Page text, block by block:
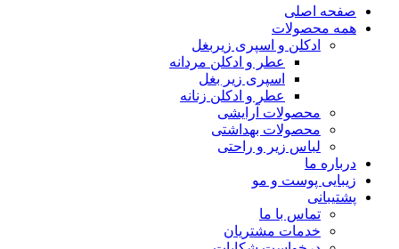
صفحه اصلی
همه محصولات
ادکلن و اسپری زیربغل
عطر و ادکلن مردانه
اسپری زیر بغل
عطر و ادکلن زنانه
محصولات آرایشی
محصولات بهداشتی
لباس زیر و راحتی
درباره ما
زیبایی پوست و مو
پشتیبانی
تماس با ما
خدمات مشتریان